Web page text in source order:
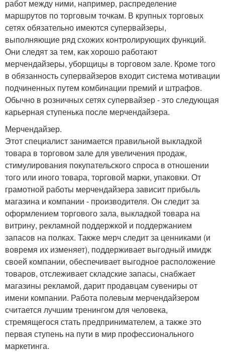
работ между ними, например, распределение
маршрутов по торговым точкам. В крупных торговых
сетях обязательно имеются супервайзеры,
выполняющие ряд схожих контролирующих функций.
Они следят за тем, как хорошо работают
мерчендайзеры, уборщицы в торговом зале. Кроме того
в обязанность супервайзеров входит система мотивации
подчиненных путем комбинации премий и штрафов.
Обычно в розничных сетях супервайзер - это следующая
карьерная ступенька после мерчендайзера.
Мерчендайзер.
Этот специалист занимается правильной выкладкой
товара в торговом зале для увеличения продаж,
стимулирования покупательского спроса в отношении
того или иного товара, торговой марки, упаковки. От
грамотной работы мерчендайзера зависит прибыль
магазина и компании - производителя. Он следит за
оформлением торгового зала, выкладкой товара на
витрину, рекламной поддержкой и поддержанием
запасов на полках. Также мерч следит за ценниками (и
вовремя их изменяет), поддерживает выгодный имидж
своей компании, обеспечивает выгодное расположение
товаров, отслеживает складские запасы, снабжает
магазины рекламой, дарит продавцам сувениры от
имени компании. Работа полевым мерчендайзером
считается лучшим тренингом для человека,
стремящегося стать предпринимателем, а также это
первая ступень на пути в мир профессионального
маркетинга.